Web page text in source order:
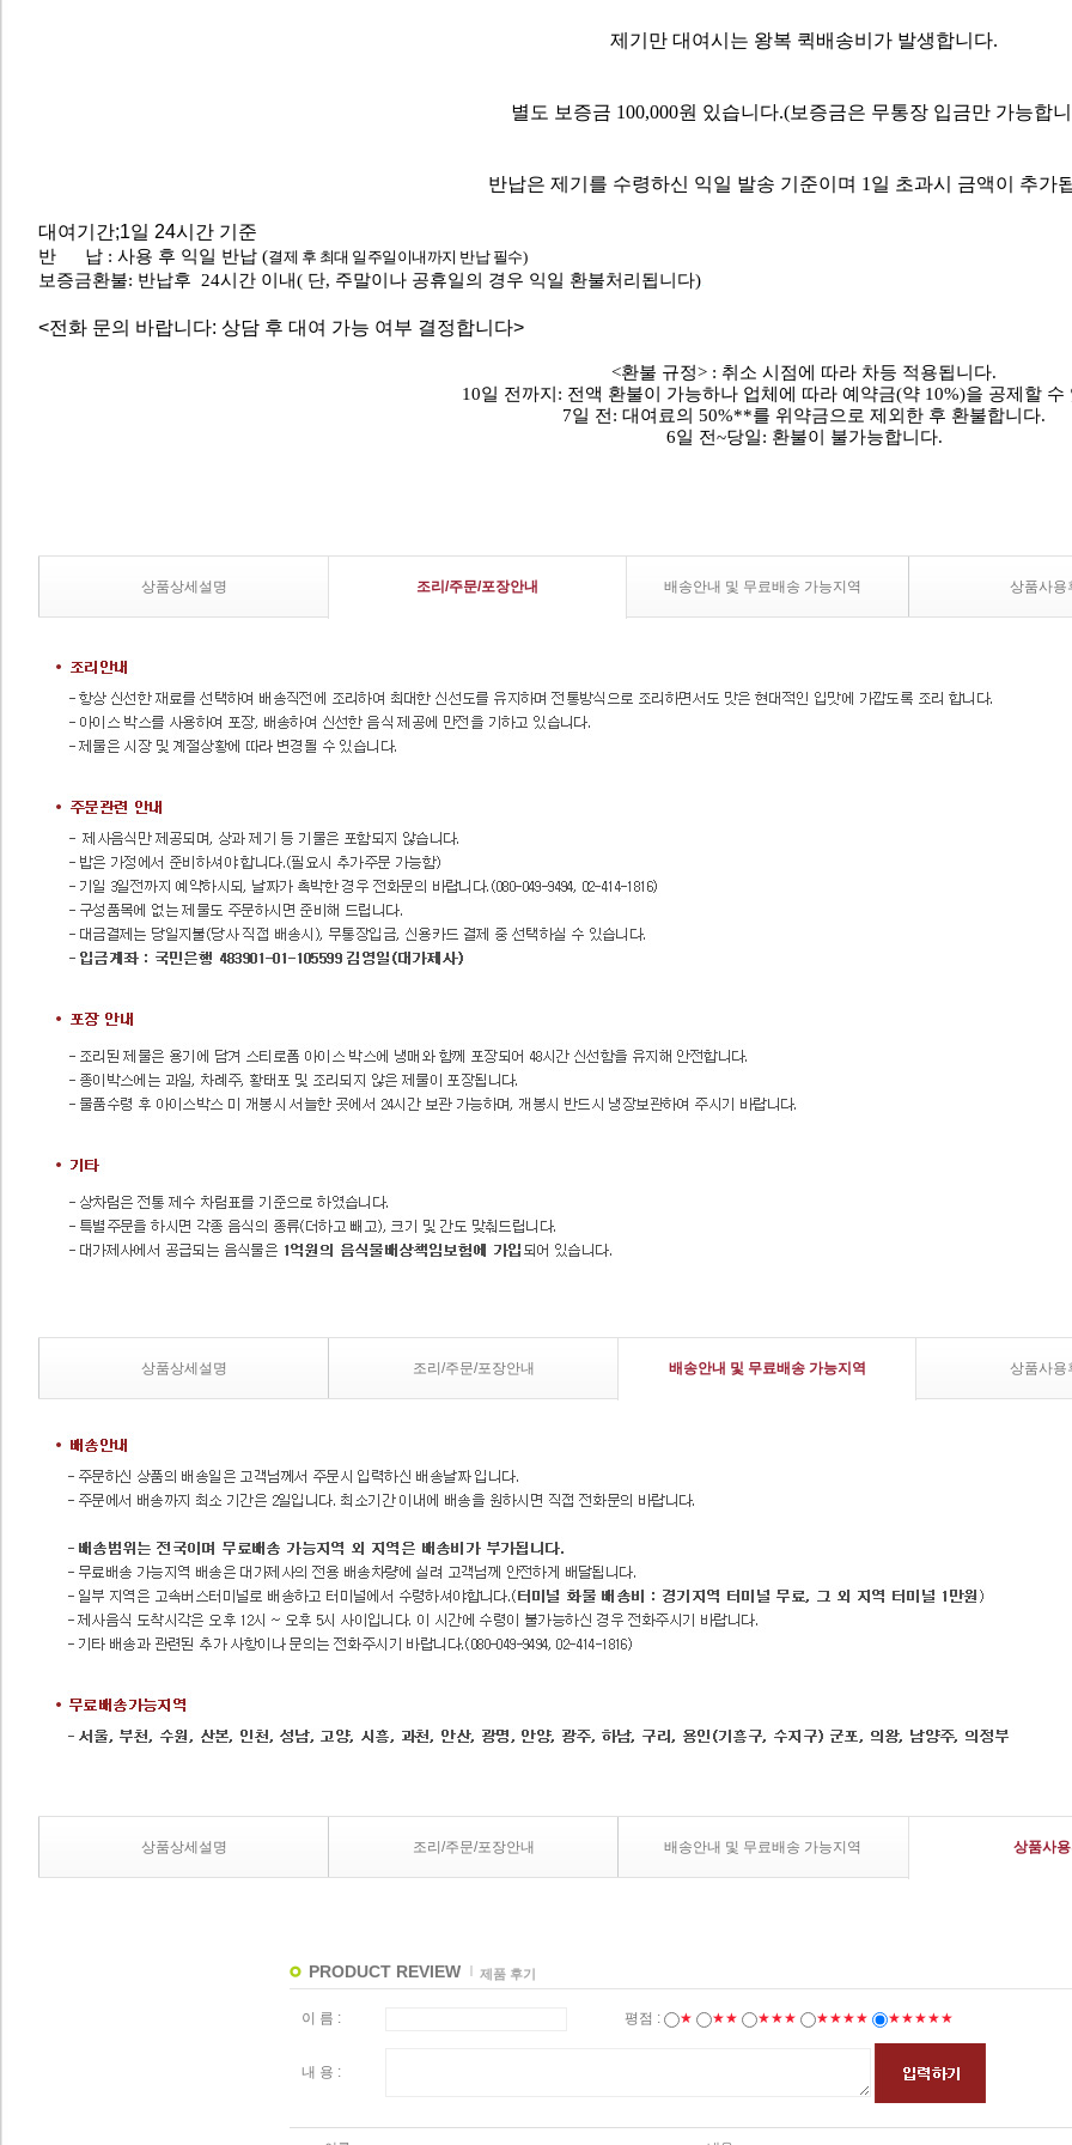
제기만 대여시는 왕복 퀵배송비가 발생합니다.
별도 보증금 100,000원 있습니다.(보증금은 무통장 입금만 가능합
반납은 제기를 수령하신 익일 발송 기준이며 1일 초과시 금액이 추가
대여기간;1일 24시간 기준
반 납 : 사용 후 익일 반납 (결제 후 최대 일주일이내까지 반납 필수)
보증금환불: 반납후 24시간 이내( 단, 주말이나 공휴일의 경우 익일 환불처리됩니다).
<전화 문의 바랍니다: 상담 후 대여 가능 여부 결정합니다>
<환불 규정> : 취소 시점에 따라 차등 적용됩니다.
10일 전까지: 전액 환불이 가능하나 업체에 따라 예약금(약 10%)을 공제할 수
7일 전: 대여료의 50%**를 위약금으로 제외한 후 환불합니다.
6일 전~당일: 환불이 불가능합니다.
상품상세설명 조리/주문/포장안내 배송안내 및 무료배송 가능지역 상품사용
상품상세설명 조리/주문/포장안내 배송안내 및 무료배송 가능지역 상품사용
상품상세설명 조리/주문/포장안내 배송안내 및 무료배송 가능지역 상품사
PRODUCT REVIEW 제품 후기
이 름 : 평점 : ★ ★★ ★★★ ★★★★ ★★★★★
내 용 :